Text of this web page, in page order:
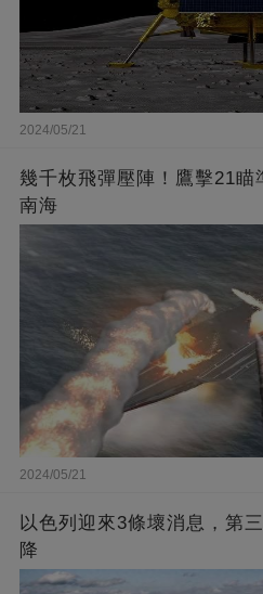
2024/05/21
幾千枚飛彈壓陣！鷹擊21
南海
2024/05/21
以色列迎來3條壞消息，第
降